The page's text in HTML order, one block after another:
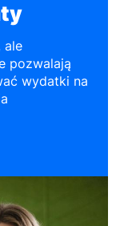
ale
pozwalają
wydatki na